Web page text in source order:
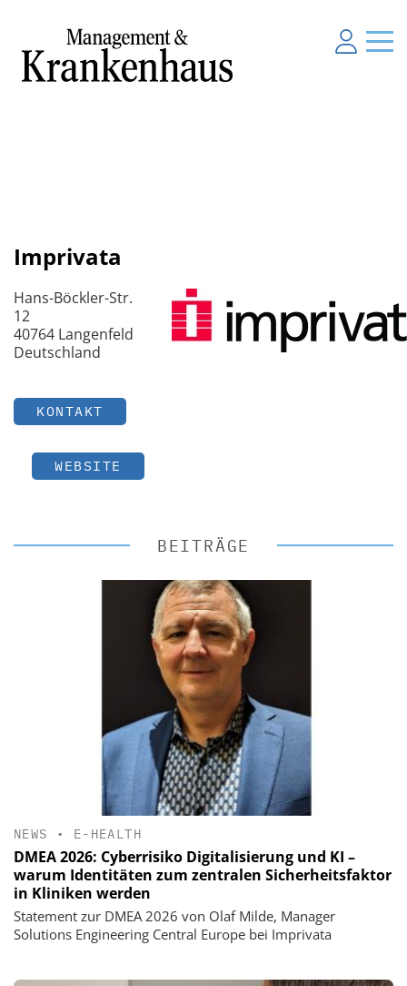
Imprivata
Hans-Böckler-Str.
12
40764 Langenfeld
Deutschland
KONTAKT
WEBSITE
BEITRÄGE
NEWS • E-HEALTH
DMEA 2026: Cyberrisiko Digitalisierung und KI –
warum Identitäten zum zentralen Sicherheitsfaktor
in Kliniken werden
Statement zur DMEA 2026 von Olaf Milde, Manager
Solutions Engineering Central Europe bei Imprivata